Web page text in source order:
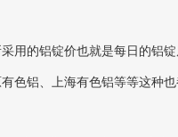
铝锭价也就是每日的铝锭
铝、上海有色铝等等这种